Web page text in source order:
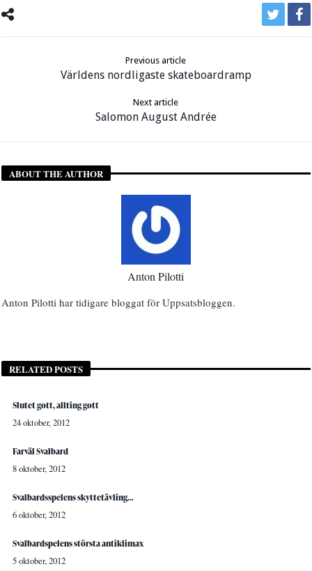
Previous article
Världens nordligaste skateboardramp
Next article
Salomon August Andrée
ABOUT THE AUTHOR
Anton Pilotti
Anton Pilotti har tidigare bloggat för Uppsatsbloggen.
RELATED POSTS
Slutet gott, allting gott
24 oktober, 2012
Farväl Svalbard
8 oktober, 2012
Svalbardsspelens skyttetävling…
6 oktober, 2012
Svalbardspelens största antiklimax
5 oktober, 2012